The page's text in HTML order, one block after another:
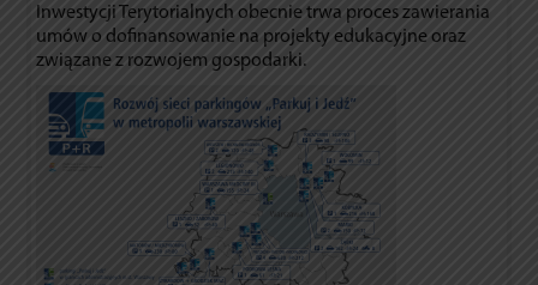
Inwestycji Terytorialnych obecnie trwa proces zawierania
umów o dofinansowanie na projekty edukacyjne oraz
związane z rozwojem gospodarki.